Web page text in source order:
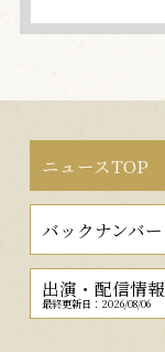
ニュースTOP
バックナンバー
出演・配信情報
最終更新日：2026/08/06